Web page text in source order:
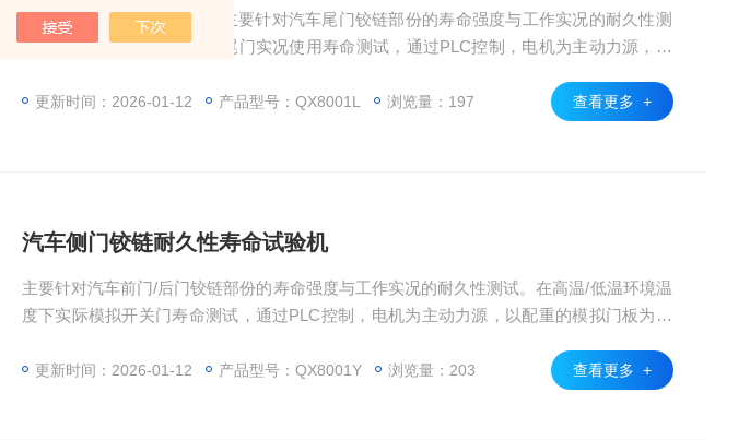
尾门铰链耐久性寿命试验机主要针对汽车尾门铰链部份的寿命强度与工作实况的耐久性测
试。在高低环境下模拟汽车尾门实况使用寿命测试，通过PLC控制，电机为主动力源，以
耐久测试
更新时间：2026-01-12 产品型号：QX8001L 浏览量：197 查看更多 +
汽车侧门铰链耐久性寿命试验机
主要针对汽车前门/后门铰链部份的寿命强度与工作实况的耐久性测试。在高温/低温环境温
度下实际模拟开关门寿命测试，通过PLC控制，电机为主动力源，以配重的模拟门板为主
试。通过调整与更换夹具位置而实现对不同车型铰链进行寿命测试
更新时间：2026-01-12 产品型号：QX8001Y 浏览量：203 查看更多 +